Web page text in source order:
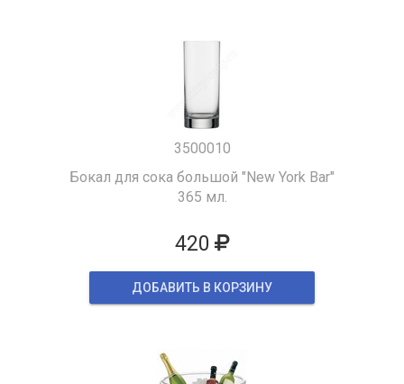
3500010
Бокал для сока большой "New York Bar"
365 мл.
420
ДОБАВИТЬ В КОРЗИНУ